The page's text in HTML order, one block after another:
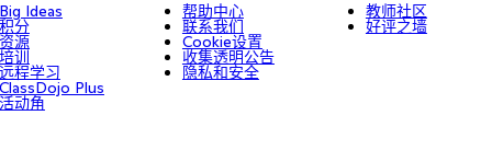
Ideas
分
源
训
程学习
Plus
动角
帮助中心
联系我们
Cookie设置
收集透明公告
隐私和安全
教师社区
好评之墙